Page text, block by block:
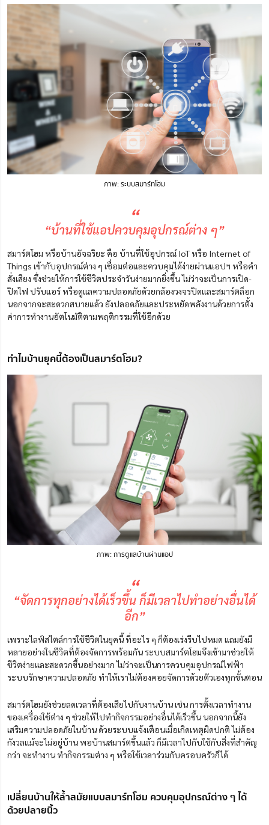
ภาพ: ระบบสมาร์ทโฮม
“
“บ้านที่ใช้แอปควบคุมอุปกรณ์ต่าง ๆ”
สมาร์ตโฮม หรือบ้านอัจฉริยะ คือ บ้านที่ใช้อุปกรณ์ IoT หรือ Internet of
Things เข้ากับอุปกรณ์ต่าง ๆ เชื่อมต่อและควบคุมได้ง่ายผ่านแอปฯ หรือคำ
สั่งเสียง ซึ่งช่วยให้การใช้ชีวิตประจำวันง่ายมากยิ่งขึ้นไม่ว่าจะเป็นการเปิด-
ปิดไฟ ปรับแอร์ หรือดูแลความปลอดภัยด้วยกล้องวงจรปิดและสมาร์ตล็อก
นอกจากจะสะดวกสบายแล้ว ยังปลอดภัยและประหยัดพลังงานด้วยการตั้ง
ค่าการทำงานอัตโนมัติตามพฤติกรรมที่ใช้อีกด้วย
ทำไมบ้านยุคนี้ต้องเป็นสมาร์ตโฮม?
ภาพ: การดูแลบ้านผ่านแอป
“
“จัดการทุกอย่างได้เร็วขึ้น ก็มีเวลาไปทำอย่างอื่นได้
อีก”
เพราะไลฟ์สไตล์การใช้ชีวิตในยุคนี้ ที่อะไร ๆ ก็ต้องเร่งรีบไปหมด แถมยังมี
หลายอย่างในชีวิตที่ต้องจัดการพร้อมกัน ระบบสมาร์ตโฮมจึงเข้ามาช่วยให้
ชีวิตง่ายและสะดวกขึ้นอย่างมาก ไม่ว่าจะเป็นการควบคุมอุปกรณ์ไฟฟ้า
ระบบรักษาความปลอดภัย ทำให้เราไม่ต้องคอยจัดการด้วยตัวเองทุกขั้นตอน
สมาร์ตโฮมยังช่วยลดเวลาที่ต้องเสียไปกับงานบ้าน เช่น การตั้งเวลาทำงาน
ของเครื่องใช้ต่าง ๆ ช่วยให้ไปทำกิจกรรมอย่างอื่นได้เร็วขึ้น นอกจากนี้ยัง
เสริมความปลอดภัยในบ้าน ด้วยระบบแจ้งเตือนเมื่อเกิดเหตุผิดปกติ ไม่ต้อง
กังวลแม้จะไม่อยู่บ้าน พอบ้านสมาร์ตขึ้นแล้ว ก็มีเวลาไปกับใช้กับสิ่งที่สำคัญ
กว่า จะทำงาน ทำกิจกรรมต่าง ๆ หรือใช้เวลาร่วมกับครอบครัวก็ได้
เปลี่ยนบ้านให้ล้ำสมัยแบบสมาร์ทโฮม ควบคุมอุปกรณ์ต่าง ๆ ได้
ด้วยปลายนิ้ว